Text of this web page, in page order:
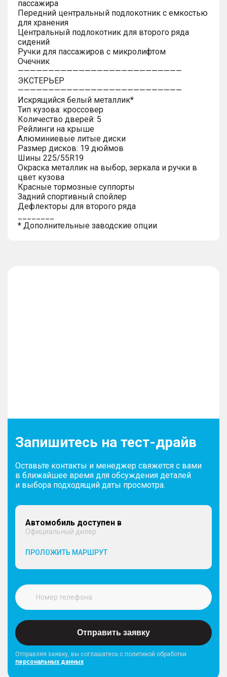
пассажира
Передний центральный подлокотник с емкостью
для хранения
Центральный подлокотник для второго ряда
сидений
Ручки для пассажиров с микролифтом
Очечник
———————————————————————————
ЭКСТЕРЬЕР
———————————————————————————
Искрящийся белый металлик*
Тип кузова: кроссовер
Количество дверей: 5
Рейлинги на крыше
Алюминиевые литые диски
Размер дисков: 19 дюймов
Шины 225/55R19
Окраска металлик на выбор, зеркала и ручки в
цвет кузова
Красные тормозные суппорты
Задний спортивный спойлер
Дефлекторы для второго ряда
* Дополнительные заводские опции
Запишитесь на тест-драйв
Оставьте контакты и менеджер свяжется с вами
в ближайшее время для обсуждения деталей
и выбора подходящий даты просмотра.
Автомобиль доступен в
Официальный дилер
ПРОЛОЖИТЬ МАРШРУТ
Отправить заявку
Отправляя заявку, вы соглашатесь с политикой обработки
персональных данных